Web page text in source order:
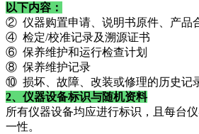
以下内容：
② 仪器购置申请、说明书原件、产品
④ 检定/校准记录及溯源证书
⑥ 保养维护和运行检查计划
⑧ 保养维护记录
⑩ 损坏、故障、改装或修理的历史记
2、仪器设备标识与随机资料
所有仪器设备均应进行标识，且每台
一性。